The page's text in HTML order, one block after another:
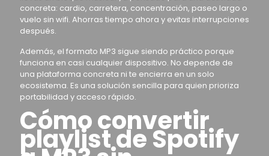
concreta: cardio, carretera, concentración, paseo largo o
vuelo sin wifi. Ahorras tiempo ahora y evitas interrupciones
después.
Además, el formato MP3 sigue siendo práctico porque
funciona en casi cualquier dispositivo. No depende de
una plataforma concreta ni te encierra en un solo
ecosistema. Es una solución sencilla para quien prioriza
portabilidad y acceso rápido.
Cómo convertir
playlist de Spotify